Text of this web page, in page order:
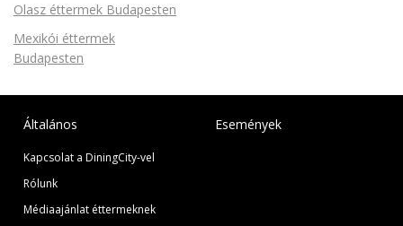
Olasz éttermek Budapesten
Mexikói éttermek
Budapesten
Általános
Kapcsolat a DiningCity-vel
Rólunk
Médiaajánlat éttermeknek
Események